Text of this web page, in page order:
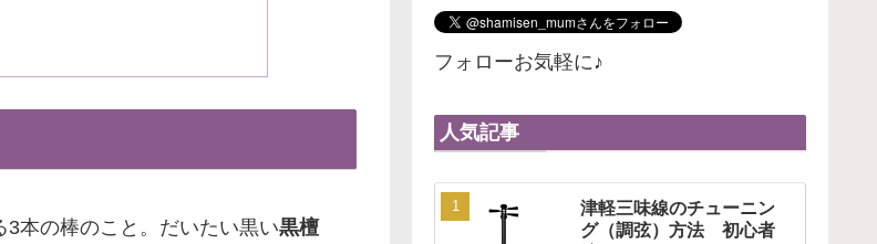
本の棒のこと。だいたい黒い黒檀
フォローお気軽に♪
人気記事
津軽三味線のチューニン
グ（調弦）方法 初心者